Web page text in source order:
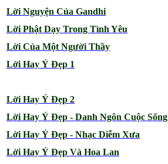
Lời Nguyện Của Gandhi
Lời Phật Dạy Trong Tình Yêu
Lời Của Một Người Thầy
Lời Hay Ý Đẹp 1
Lời Hay Ý Đẹp 2
Lời Hay Ý Đẹp - Danh Ngôn Cuộc Sống
Lời Hay Ý Đẹp - Nhạc Diễm Xưa
Lời Hay Ý Đẹp Và Hoa Lan